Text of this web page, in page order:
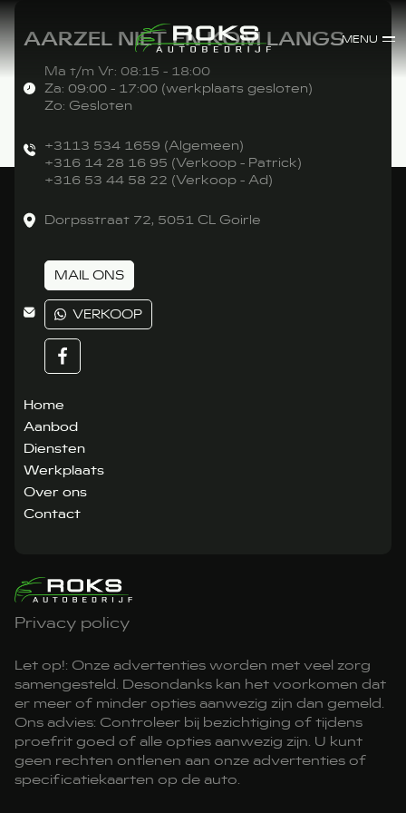
MENU
AARZEL NIET EN KOM LANGS
Ma t/m Vr: 08:15 - 18:00
Za: 09:00 - 17:00 (werkplaats gesloten)
Zo: Gesloten
+3113 534 1659 (Algemeen)
+316 14 28 16 95 (Verkoop - Patrick)
+316 53 44 58 22 (Verkoop - Ad)
Dorpsstraat 72, 5051 CL Goirle
MAIL ONS
VERKOOP
Home
Aanbod
Diensten
Werkplaats
Over ons
Contact
Privacy policy
Let op!: Onze advertenties worden met veel zorg
samengesteld. Desondanks kan het voorkomen dat
er meer of minder opties aanwezig zijn dan gemeld.
Ons advies: Controleer bij bezichtiging of tijdens
proefrit goed of alle opties aanwezig zijn. U kunt
geen rechten ontlenen aan onze advertenties of
specificatiekaarten op de auto.